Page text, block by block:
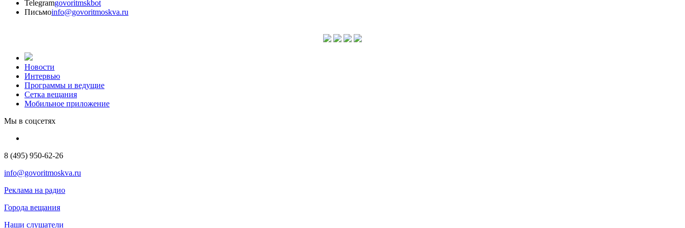
Telegramgovoritmskbot
Письмоinfo@govoritmoskva.ru
Новости
Интервью
Программы и ведущие
Сетка вещания
Мобильное приложение
Мы в соцсетях
8 (495) 950-62-26
info@govoritmoskva.ru
Реклама на радио
Города вещания
Наши слушатели